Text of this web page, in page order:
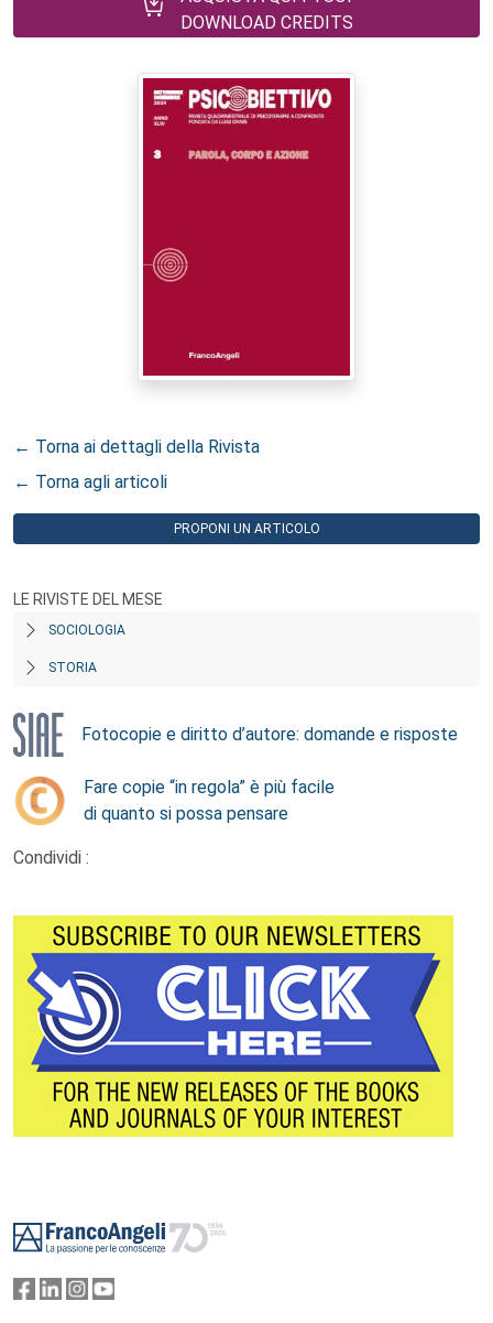
DOWNLOAD CREDITS
← Torna ai dettagli della Rivista
← Torna agli articoli
PROPONI UN ARTICOLO
LE RIVISTE DEL MESE
SOCIOLOGIA
STORIA
Fotocopie e diritto d’autore: domande e risposte
Fare copie “in regola” è più facile
di quanto si possa pensare
Condividi :